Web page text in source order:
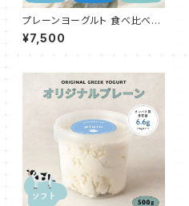
プレーンヨーグルト 食べ比べ3
種セット 各500g
¥7,500